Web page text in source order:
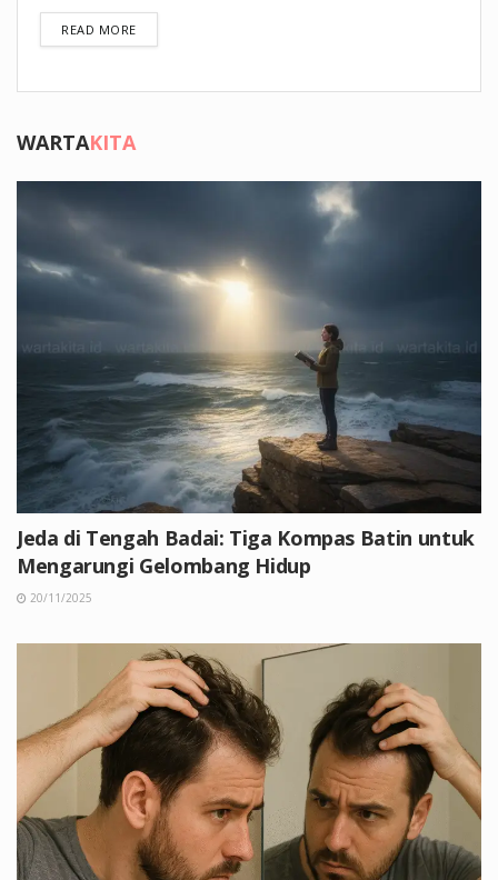
READ MOREDETAILS
WARTAKITA
Jeda di Tengah Badai: Tiga Kompas Batin untuk
Mengarungi Gelombang Hidup
20/11/2025